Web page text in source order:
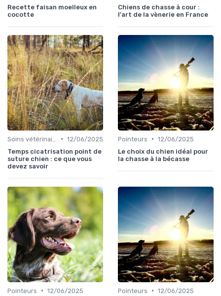
Recette faisan moelleux en
cocotte
Chiens de chasse à cour :
l'art de la vènerie en France
• 12/06/2025
Temps cicatrisation point de
suture chien : ce que vous
devez savoir
Pointeurs • 12/06/2025
Le choix du chien idéal pour
la chasse à la bécasse
Pointeurs • 12/06/2025
Pointeurs • 12/06/2025